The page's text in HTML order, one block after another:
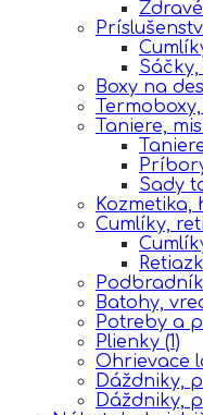
Boxy na
Taniere,
Sady
Cumlíky,
Batohy,
Potreby a
Plienky (1)
Ohrievace
Dáždniky,
Dáždniky,